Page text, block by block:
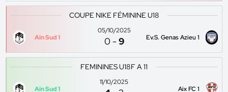
COUPE NIKE FÉMININE U18
Ain Sud 1
05/10/2025
0 -9 Ev.S. Genas Azieu 1
FEMININES U18F A 11
Ain Sud 1
11/10/2025
Aix FC 1